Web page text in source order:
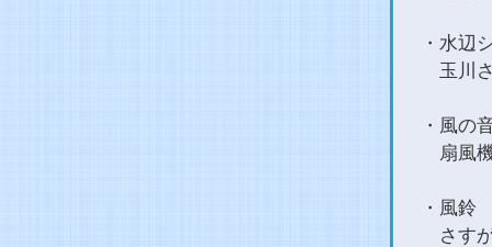
・水辺
玉川
・風の
扇風
・風鈴
さす